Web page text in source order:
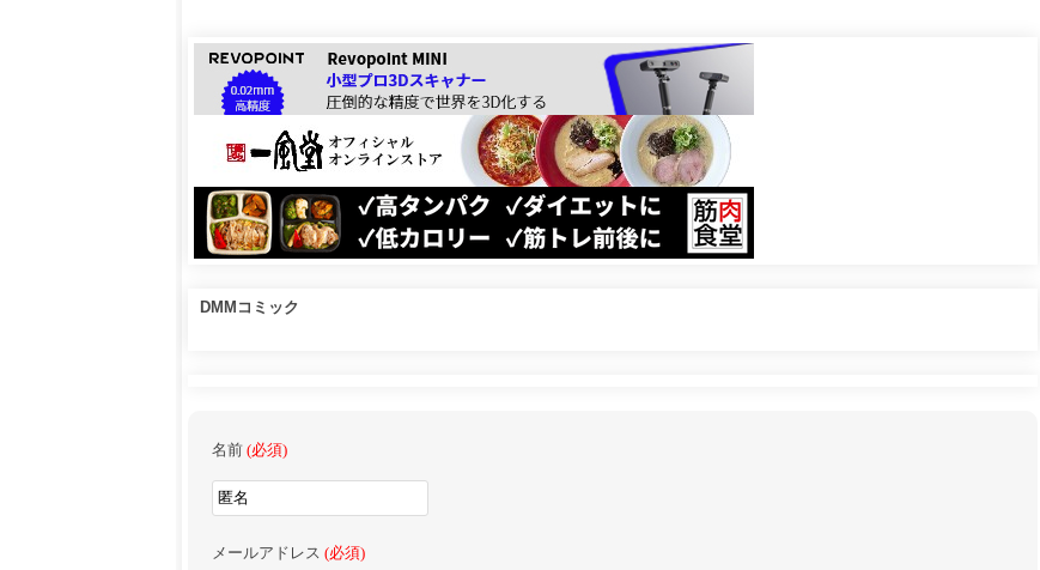
DMMコミック
名前 (必須)
メールアドレス (必須)